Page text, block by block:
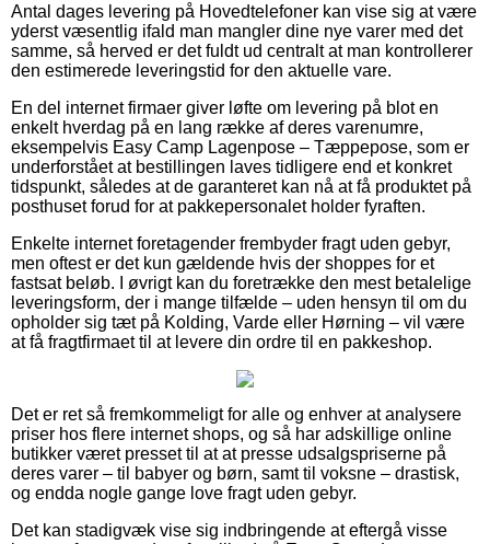
Antal dages levering på Hovedtelefoner kan vise sig at være
yderst væsentlig ifald man mangler dine nye varer med det
samme, så herved er det fuldt ud centralt at man kontrollerer
den estimerede leveringstid for den aktuelle vare.
En del internet firmaer giver løfte om levering på blot en
enkelt hverdag på en lang række af deres varenumre,
eksempelvis Easy Camp Lagenpose – Tæppepose, som er
underforstået at bestillingen laves tidligere end et konkret
tidspunkt, således at de garanteret kan nå at få produktet på
posthuset forud for at pakkepersonalet holder fyraften.
Enkelte internet foretagender frembyder fragt uden gebyr,
men oftest er det kun gældende hvis der shoppes for et
fastsat beløb. I øvrigt kan du foretrække den mest betalelige
leveringsform, der i mange tilfælde – uden hensyn til om du
opholder sig tæt på Kolding, Varde eller Hørning – vil være
at få fragtfirmaet til at levere din ordre til en pakkeshop.
Det er ret så fremkommeligt for alle og enhver at analysere
priser hos flere internet shops, og så har adskillige online
butikker været presset til at at presse udsalgspriserne på
deres varer – til babyer og børn, samt til voksne – drastisk,
og endda nogle gange love fragt uden gebyr.
Det kan stadigvæk vise sig indbringende at eftergå visse